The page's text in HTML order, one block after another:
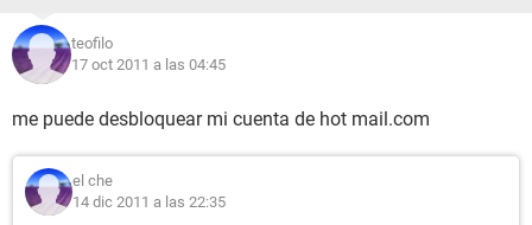
teofilo
17 oct 2011 a las 04:45
me puede desbloquear mi cuenta de hot mail.com
el che
14 dic 2011 a las 22:35